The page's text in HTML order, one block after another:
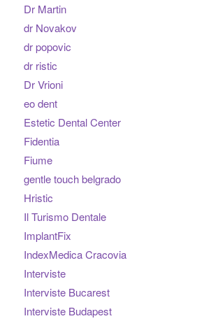
Dr Martin
dr Novakov
dr popovic
dr ristic
Dr Vrioni
eo dent
Estetic Dental Center
Fidentia
Fiume
gentle touch belgrado
Hristic
Il Turismo Dentale
ImplantFix
IndexMedica Cracovia
Interviste
Interviste Bucarest
Interviste Budapest